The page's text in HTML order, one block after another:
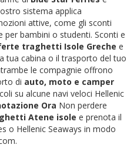
sistema applica
attive, come gli sconti
bambini o studenti. Sconti e
traghetti Isole Greche e
tua cabina o il trasporto del tuo
le compagnie offrono
di auto, moto e camper
su alcune navi veloci Hellenic
Ora Non perdere
Atene isole e prenota il
o Hellenic Seaways in modo